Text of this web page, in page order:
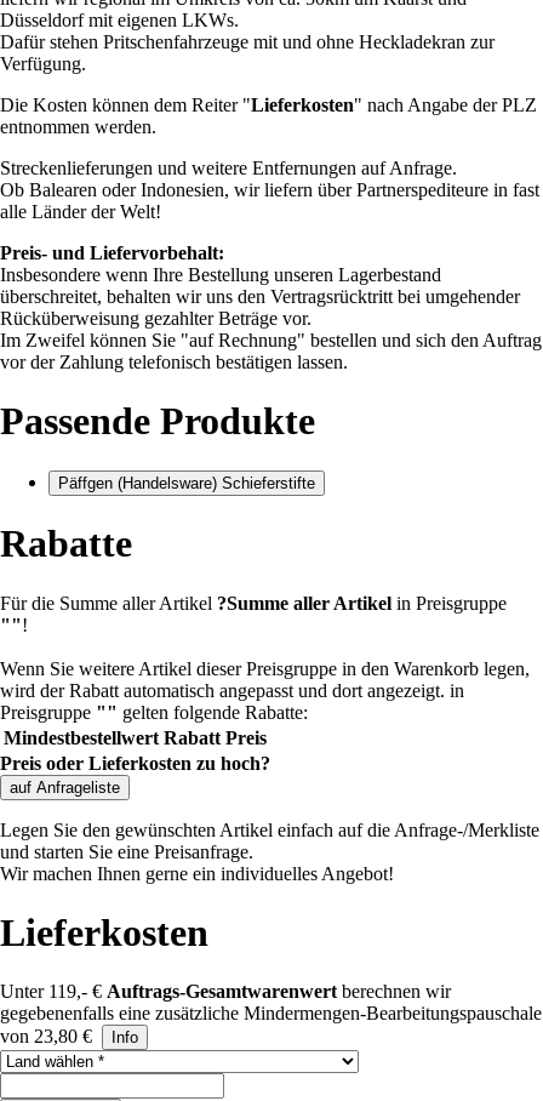
Düsseldorf mit eigenen LKWs.
Dafür stehen Pritschenfahrzeuge mit und ohne Heckladekran zur
Verfügung.
Die Kosten können dem Reiter "Lieferkosten" nach Angabe der PLZ
entnommen werden.
Streckenlieferungen und weitere Entfernungen auf Anfrage.
Ob Balearen oder Indonesien, wir liefern über Partnerspediteure in fast
alle Länder der Welt!
Preis- und Liefervorbehalt:
Insbesondere wenn Ihre Bestellung unseren Lagerbestand
überschreitet, behalten wir uns den Vertragsrücktritt bei umgehender
Rücküberweisung gezahlter Beträge vor.
Im Zweifel können Sie "auf Rechnung" bestellen und sich den Auftrag
vor der Zahlung telefonisch bestätigen lassen.
Passende Produkte
Päffgen (Handelsware) Schieferstifte
Rabatte
Für die Summe aller Artikel ?Summe aller Artikel in Preisgruppe
""!
Wenn Sie weitere Artikel dieser Preisgruppe in den Warenkorb legen,
wird der Rabatt automatisch angepasst und dort angezeigt. in
Preisgruppe "" gelten folgende Rabatte:
Mindestbestellwert Rabatt Preis
Preis oder Lieferkosten zu hoch?
auf Anfrageliste
Legen Sie den gewünschten Artikel einfach auf die Anfrage-/Merkliste
und starten Sie eine Preisanfrage.
Wir machen Ihnen gerne ein individuelles Angebot!
Lieferkosten
Unter 119,- € Auftrags-Gesamtwarenwert berechnen wir
gegebenenfalls eine zusätzliche Mindermengen-Bearbeitungspauschale
von 23,80 €
Info
Land auswählen